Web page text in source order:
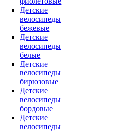
Детские
велосипеды
бежевые
Детские
велосипеды
белые
Детские
велосипеды
бирюзовые
Детские
велосипеды
бордовые
Детские
велосипеды